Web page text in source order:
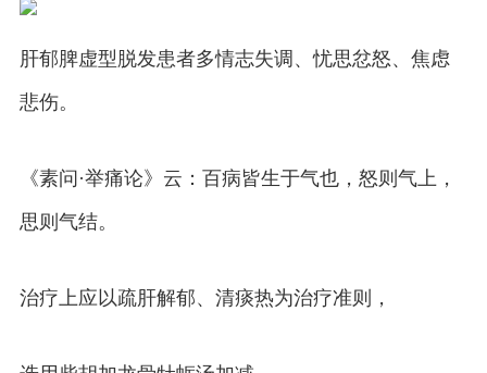
肝郁脾虚型脱发患者多情志失调、忧思忿怒、焦虑
悲伤。
《素问·举痛论》云：百病皆生于气也，怒则气上，
思则气结。
治疗上应以疏肝解郁、清痰热为治疗准则，